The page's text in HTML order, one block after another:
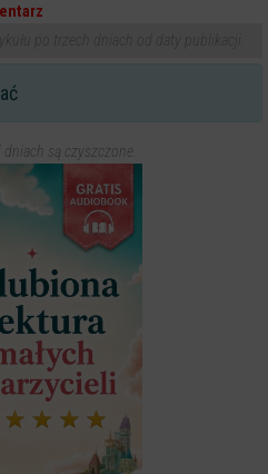
są czyszczone.